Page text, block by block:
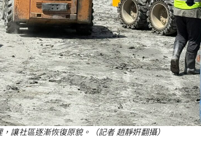
讓社區逐漸恢復原貌。（記者 趙靜姸翻攝）